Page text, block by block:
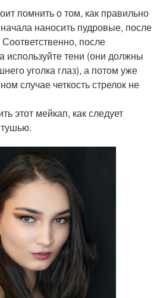
помнить о том, как правильно
наносить пудровые, после
после
используйте тени (они должны
уголка глаз), а потом уже
случае четкость стрелок не
этот мейкап, как следует